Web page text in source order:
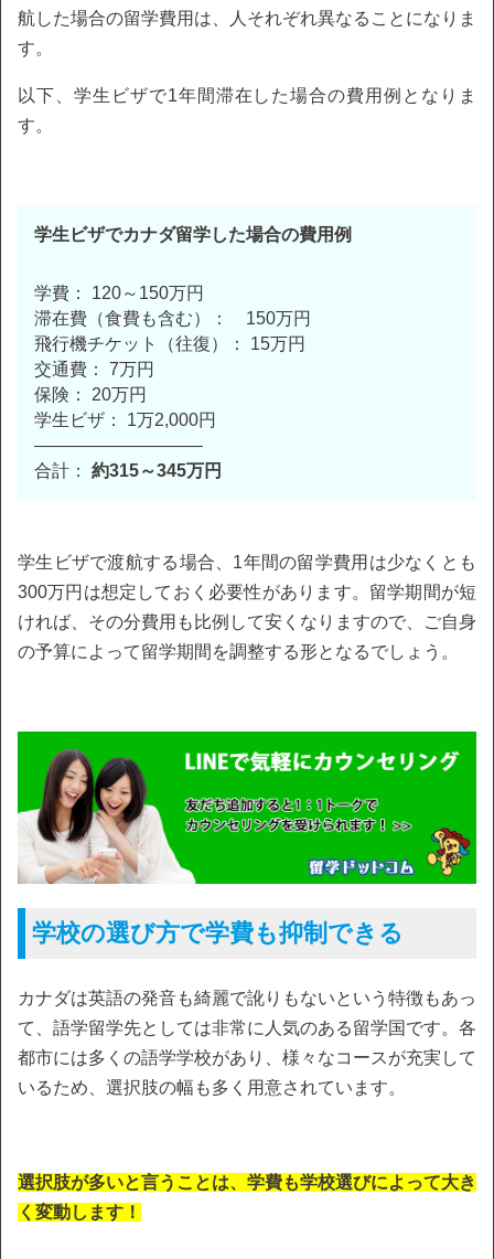
航した場合の留学費用は、人それぞれ異なることになりま
す。
以下、学生ビザで1年間滞在した場合の費用例となりま
す。
学生ビザでカナダ留学した場合の費用例
学費： 120～150万円
滞在費（食費も含む）： 150万円
飛行機チケット（往復）： 15万円
交通費： 7万円
保険： 20万円
学生ビザ： 1万2,000円
—————————–
合計： 約315～345万円
学生ビザで渡航する場合、1年間の留学費用は少なくとも
300万円は想定しておく必要性があります。留学期間が短
ければ、その分費用も比例して安くなりますので、ご自身
の予算によって留学期間を調整する形となるでしょう。
学校の選び方で学費も抑制できる
カナダは英語の発音も綺麗で訛りもないという特徴もあっ
て、語学留学先としては非常に人気のある留学国です。各
都市には多くの語学学校があり、様々なコースが充実して
いるため、選択肢の幅も多く用意されています。
選択肢が多いと言うことは、学費も学校選びによって大き
く変動します！